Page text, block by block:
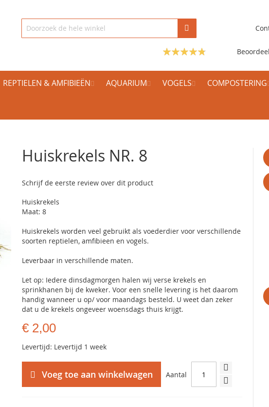
REPTIELEN & AMFIBIEËN AQUARIUM VOGELS COMPOSTERING
Huiskrekels NR. 8
Schrijf de eerste review over dit product
Huiskrekels
Maat: 8
Huiskrekels worden veel gebruikt als voederdier voor verschillende
soorten reptielen, amfibieen en vogels.
Leverbaar in verschillende maten.
Let op: Iedere dinsdagmorgen halen wij verse krekels en
sprinkhanen bij de kweker. Voor een snelle levering is het daarom
handig wanneer u op/ voor maandags besteld. U weet dan zeker
dat u de krekels ongeveer woensdags thuis krijgt.
€ 2,00
Levertijd: Levertijd 1 week
Aantal
Voeg toe aan winkelwagen